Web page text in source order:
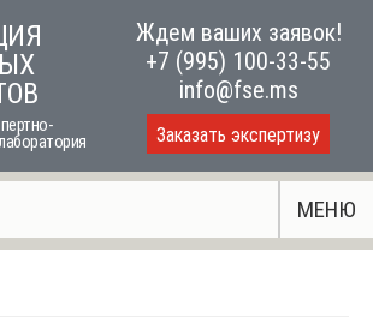
Ждем ваших заявок!
+7 (995) 100-33-55
info@fse.ms
Заказать экспертизу
МЕНЮ